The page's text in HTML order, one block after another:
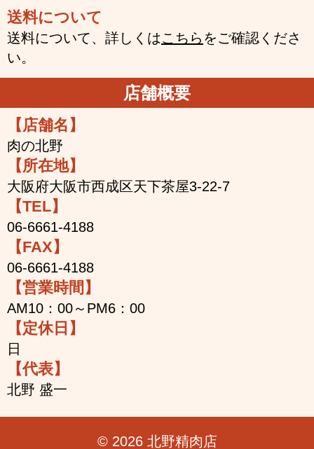
送料について
送料について、詳しくはこちら をご確認くださ
い。
店舗概要
【店舗名】
肉の北野
【所在地】
大阪府大阪市西成区天下茶屋3-22-7
【TEL】
06-6661-4188
【FAX】
06-6661-4188
【営業時間】
AM10：00～PM6：00
【定休日】
日
【代表】
北野 盛一
© 2026 北野精肉店